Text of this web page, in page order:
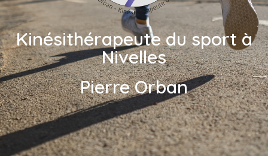
Kinésithérapeute du sport à
Nivelles
Pierre Orban